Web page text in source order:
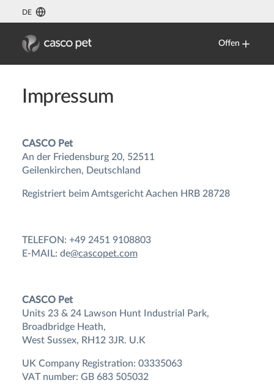
DE
Offen
Impressum
CASCO Pet
An der Friedensburg 20, 52511
Geilenkirchen, Deutschland
Registriert beim Amtsgericht Aachen HRB 28728
TELEFON: +49 2451 9108803
E-MAIL: de@cascopet.com
CASCO Pet
Units 23 & 24 Lawson Hunt Industrial Park,
Broadbridge Heath,
West Sussex, RH12 3JR. U.K
UK Company Registration: 03335063
VAT number: GB 683 505032